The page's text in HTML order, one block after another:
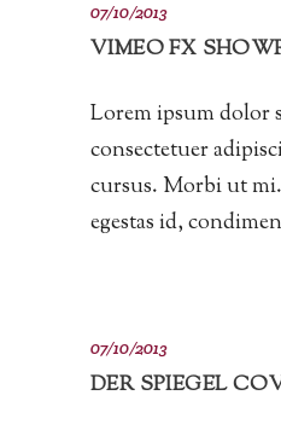
07/10/2013
VIMEO FX
Lorem ipsum dolor
consectetuer
cursus. Morbi ut
egestas id,
07/10/2013
DER SPIEGEL